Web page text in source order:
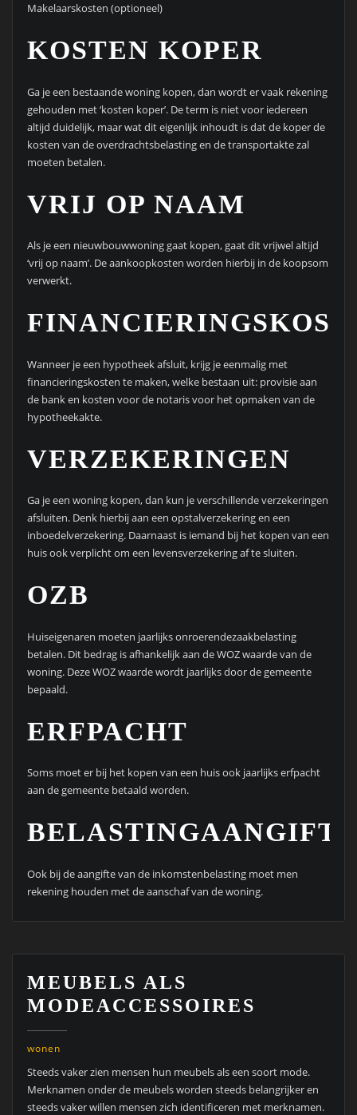
Makelaarskosten (optioneel)
KOSTEN KOPER
Ga je een bestaande woning kopen, dan wordt er vaak rekening
gehouden met ‘kosten koper’. De term is niet voor iedereen
altijd duidelijk, maar wat dit eigenlijk inhoudt is dat de koper de
kosten van de overdrachtsbelasting en de transportakte zal
moeten betalen.
VRIJ OP NAAM
Als je een nieuwbouwwoning gaat kopen, gaat dit vrijwel altijd
‘vrij op naam’. De aankoopkosten worden hierbij in de koopsom
verwerkt.
Wanneer je een hypotheek afsluit, krijg je eenmalig met
financieringskosten te maken, welke bestaan uit: provisie aan
de bank en kosten voor de notaris voor het opmaken van de
hypotheekakte.
VERZEKERINGEN
Ga je een woning kopen, dan kun je verschillende verzekeringen
afsluiten. Denk hierbij aan een opstalverzekering en een
inboedelverzekering. Daarnaast is iemand bij het kopen van een
huis ook verplicht om een levensverzekering af te sluiten.
OZB
Huiseigenaren moeten jaarlijks onroerendezaakbelasting
betalen. Dit bedrag is afhankelijk aan de WOZ waarde van de
woning. Deze WOZ waarde wordt jaarlijks door de gemeente
bepaald.
ERFPACHT
Soms moet er bij het kopen van een huis ook jaarlijks erfpacht
aan de gemeente betaald worden.
BELASTINGAANGIFTE
Ook bij de aangifte van de inkomstenbelasting moet men
rekening houden met de aanschaf van de woning.
MEUBELS ALS
MODEACCESSOIRES
wonen
Steeds vaker zien mensen hun meubels als een soort mode.
Merknamen onder de meubels worden steeds belangrijker en
steeds vaker willen mensen zich identificeren met merknamen.